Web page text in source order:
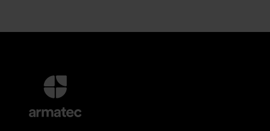
Yderligere
information
og